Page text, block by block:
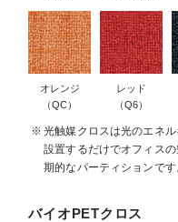
オレンジ
（QC）
レッド
（Q6）
光触媒クロスは光のエネ
設置するだけでオフィス
期的なパーティションです
バイオPETクロス